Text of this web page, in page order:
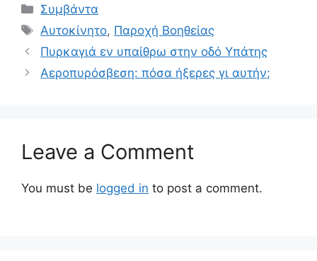
Συμβάντα
Αυτοκίνητο, Παροχή Βοηθείας
Πυρκαγιά εν υπαίθρω στην οδό Υπάτης
Αεροπυρόσβεση: πόσα ήξερες γι αυτήν;
Leave a Comment
You must be logged in to post a comment.